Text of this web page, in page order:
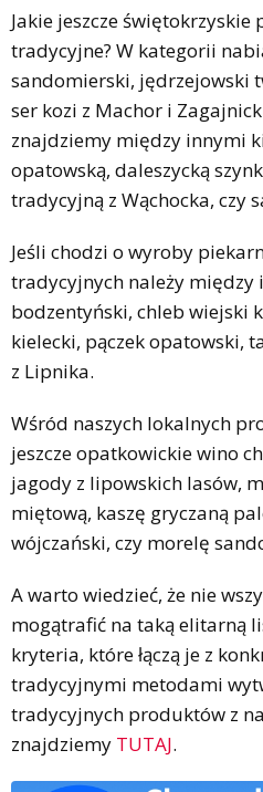
Jakie jeszcze
tradycyjne? W kategorii
sandomierski, jędrzejowski
ser kozi z Machor i
znajdziemy między innymi
opatowską, daleszycką
tradycyjną z Wąchocka, czy
Jeśli chodzi o wyroby
tradycyjnych należy między
bodzentyński, chleb wiejski
kielecki, pączek opatowski,
z Lipnika.
Wśród naszych lokalnych
jeszcze opatkowickie wino
jagody z lipowskich lasów,
miętową, kaszę gryczaną
wójczański, czy morelę
A warto wiedzieć, że nie
mogątrafić na taką elitarną
kryteria, które łączą je z
tradycyjnymi metodami
tradycyjnych produktów z
znajdziemy TUTAJ.